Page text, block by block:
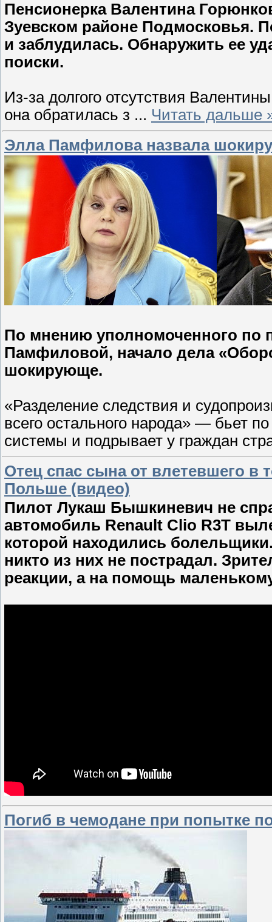
Пенсионерка Валентина
Зуевском районе Подмосковья.
и заблудилась. Обнаружить ее
поиски.
Из-за долгого отсутствия
она обратилась з ... Читать дальше
Элла Памфилова назвала
По мнению уполномоченного по
Памфиловой, начало дела
шокирующе.
«Разделение следствия и
всего остального народа» — бьет
системы и подрывает у граждан
Отец спас сына от влетевшего в
Польше (видео)
Пилот Лукаш Бышкиневич не
автомобиль Renault Clio R3T
которой находились
никто из них не пострадал.
реакции, а на помощь
Погиб в чемодане при попытке